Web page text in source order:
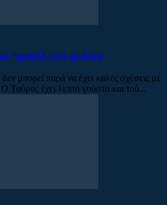
προφίλ του ζωδίου
μπορεί παρά να έχει καλές σχέσεις με
Ταύρος έχει λεπτά γούστα και τού...